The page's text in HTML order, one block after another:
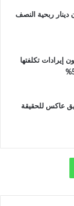
القابضة: 2.6 مليون دينار ربحية النصف
للطاقة: 18.092 مليون إيرادات تكلفتها
عاكس للحقيقة